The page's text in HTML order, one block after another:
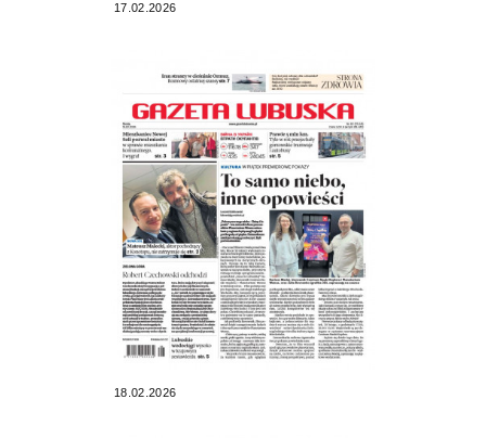
17.02.2026
18.02.2026